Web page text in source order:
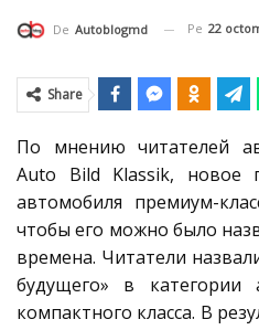
De Autoblogmd Pe 22
Share
По мнению читателей
Auto Bild Klassik, новое
автомобиля премиум-
чтобы его можно было
времена. Читатели
будущего» в категории
компактного класса. В